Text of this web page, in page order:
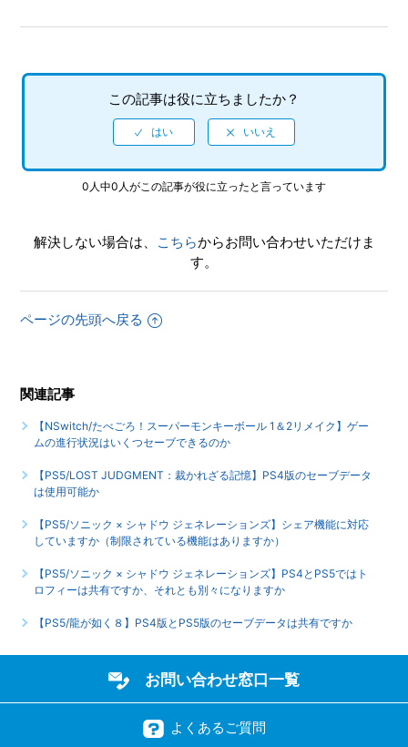
ゲームが難しい、コツなどはあるのか
【PS5/たべごろ！スーパーモンキーボール 1＆2リメイク】
PS4版のセーブデータは使用可能か
【PS5/たべごろ！スーパーモンキーボール 1＆2リメイク】
【PS5/たべごろ！スーパーモンキーボール 1＆2リメイク】
PS4版とPS5版ではトロフィーは別々になるのか
【PS5/たべごろ！スーパーモンキーボール 1＆2リメイク】
公式ホームページはあるのか
この記事は役に立ちましたか？
0人中0人がこの記事が役に立ったと言っています
解決しない場合は、 こちらからお問い合わせいただけま
す。
ページの先頭へ戻る
関連記事
【NSwitch/たべごろ！スーパーモンキーボール 1＆2リメイク】ゲー
ムの進行状況はいくつセーブできるのか
【PS5/LOST JUDGMENT：裁かれざる記憶】PS4版のセーブデータ
は使用可能か
【PS5/ソニック × シャドウ ジェネレーションズ】シェア機能に対応
していますか（制限されている機能はありますか）
【PS5/ソニック × シャドウ ジェネレーションズ】PS4とPS5ではト
ロフィーは共有ですか、それとも別々になりますか
【PS5/龍が如く８】PS4版とPS5版のセーブデータは共有ですか
お問い合わせ窓口一覧
よくあるご質問